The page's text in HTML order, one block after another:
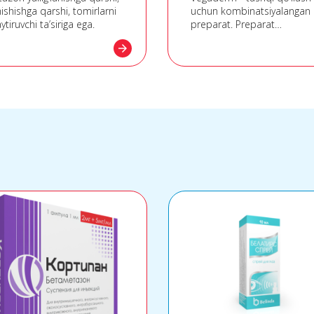
qarshi, tomirlarni
ta’siriga ega.
arrow_forward
uchun kombinatsiyalangan
preparat. Preparat
yallig‘lanishga qarshi,
zamburug‘larga qarshi ta’sir